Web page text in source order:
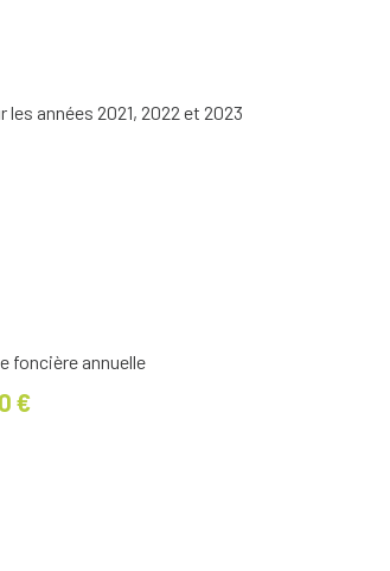
années 2021, 2022 et 2023
foncière annuelle
€